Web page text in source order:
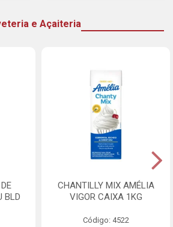
e Açaiteria
BLD
CHANTILLY MIX AMÉLIA
VIGOR CAIXA 1KG
Código: 4522